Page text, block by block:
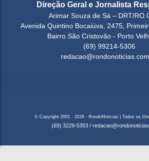
Direção Geral e Jornalista
Arimar Souza de Sá – DRT/RO
Avenida Quintino Bocaiúva, 2475,
Bairro São Cristovão - Porto
(69) 99214-5306
© Copyright 2001 - 2026 - RondoNoticias | Todos os
(69) 3229-5353 /